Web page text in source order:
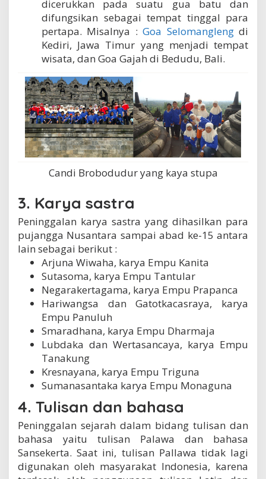
dicerukkan pada suatu gua batu dan
difungsikan sebagai tempat tinggal para
pertapa. Misalnya :Goa Selomanglengdi
Kediri, Jawa Timur yang menjadi tempat
wisata, dan Goa Gajah di Bedudu, Bali.
Candi Brobodudur yang kaya stupa
3. Karya sastra
Peninggalan karya sastra yang dihasilkan para
pujangga Nusantara sampai abad ke-15 antara
lain sebagai berikut :
Arjuna Wiwaha, karya Empu Kanita
Sutasoma, karya Empu Tantular
Negarakertagama, karya Empu Prapanca
Hariwangsa dan Gatotkacasraya, karya
Empu Panuluh
Smaradhana, karya Empu Dharmaja
Lubdaka dan Wertasancaya, karya Empu
Tanakung
Kresnayana, karya Empu Triguna
Sumanasantaka karya Empu Monaguna
4. Tulisan dan bahasa
Peninggalan sejarah dalam bidang tulisan dan
bahasa yaitu tulisan Palawa dan bahasa
Sansekerta. Saat ini, tulisan Pallawa tidak lagi
digunakan oleh masyarakat Indonesia, karena